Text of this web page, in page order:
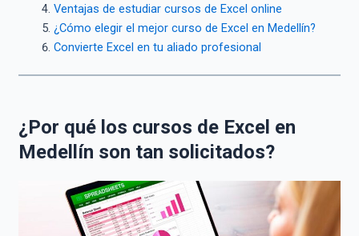
Ventajas de estudiar cursos de Excel online
¿Cómo elegir el mejor curso de Excel en Medellín?
Convierte Excel en tu aliado profesional
¿Por qué los cursos de Excel en
Medellín son tan solicitados?